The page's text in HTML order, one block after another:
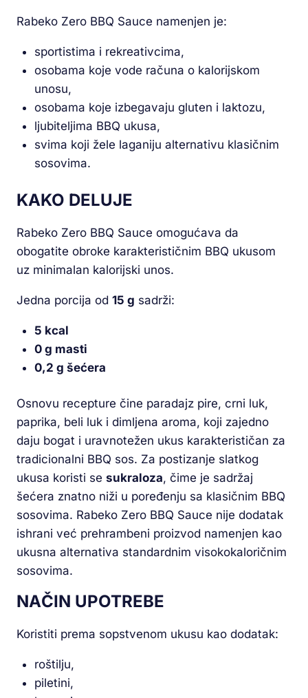
Rabeko Zero BBQ Sauce namenjen je:
sportistima i rekreativcima,
osobama koje vode računa o kalorijskom
unosu,
osobama koje izbegavaju gluten i laktozu,
ljubiteljima BBQ ukusa,
svima koji žele laganiju alternativu klasičnim
sosovima.
KAKO DELUJE
Rabeko Zero BBQ Sauce omogućava da
obogatite obroke karakterističnim BBQ ukusom
uz minimalan kalorijski unos.
Jedna porcija od 15 g sadrži:
5 kcal
0 g masti
0,2 g šećera
Osnovu recepture čine paradajz pire, crni luk,
paprika, beli luk i dimljena aroma, koji zajedno
daju bogat i uravnotežen ukus karakterističan za
tradicionalni BBQ sos. Za postizanje slatkog
ukusa koristi se sukraloza, čime je sadržaj
šećera znatno niži u poređenju sa klasičnim BBQ
sosovima. Rabeko Zero BBQ Sauce nije dodatak
ishrani već prehrambeni proizvod namenjen kao
ukusna alternativa standardnim visokokaloričnim
sosovima.
NAČIN UPOTREBE
Koristiti prema sopstvenom ukusu kao dodatak:
roštilju,
piletini,